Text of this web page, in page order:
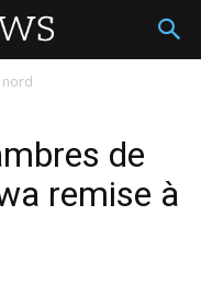
de
remise à